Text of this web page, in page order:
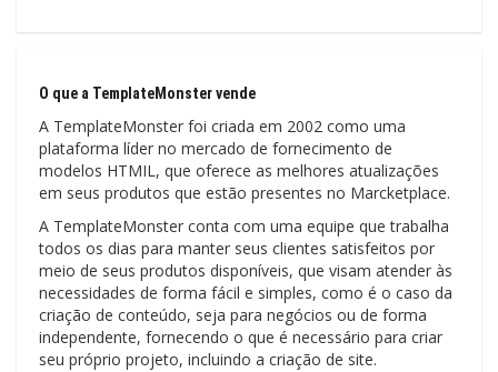
O que a TemplateMonster vende
A TemplateMonster foi criada em 2002 como uma
plataforma líder no mercado de fornecimento de
modelos HTMIL, que oferece as melhores atualizações
em seus produtos que estão presentes no Marcketplace.
A TemplateMonster conta com uma equipe que trabalha
todos os dias para manter seus clientes satisfeitos por
meio de seus produtos disponíveis, que visam atender às
necessidades de forma fácil e simples, como é o caso da
criação de conteúdo, seja para negócios ou de forma
independente, fornecendo o que é necessário para criar
seu próprio projeto, incluindo a criação de site.